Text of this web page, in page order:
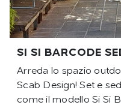
SI SI BARCODE
Arreda lo spazio
Scab Design! Set e
come il modello Si Si